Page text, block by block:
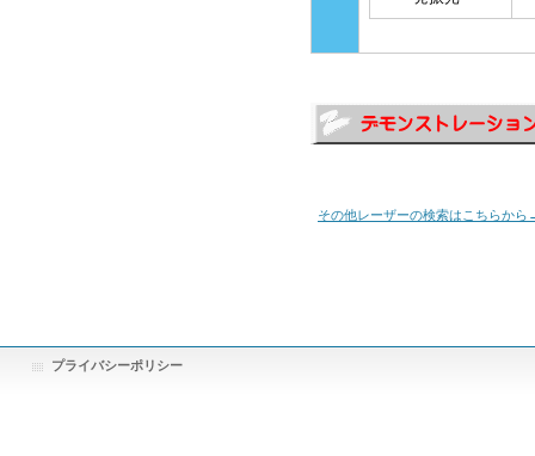
その他レーザーの検索はこちらか
プライバシーポリシー